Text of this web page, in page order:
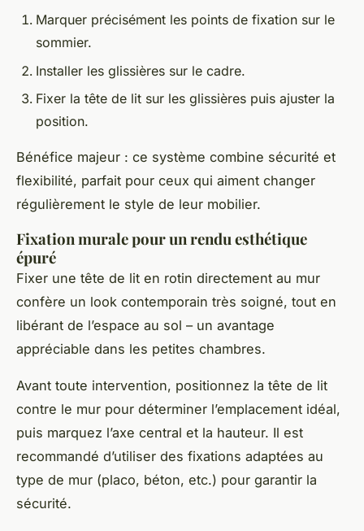
Marquer précisément les points de fixation sur le
sommier.
Installer les glissières sur le cadre.
Fixer la tête de lit sur les glissières puis ajuster la
position.
Bénéfice majeur : ce système combine sécurité et
flexibilité, parfait pour ceux qui aiment changer
régulièrement le style de leur mobilier.
Fixation murale pour un rendu esthétique
épuré
Fixer une tête de lit en rotin directement au mur
confère un look contemporain très soigné, tout en
libérant de l’espace au sol – un avantage
appréciable dans les petites chambres.
Avant toute intervention, positionnez la tête de lit
contre le mur pour déterminer l’emplacement idéal,
puis marquez l’axe central et la hauteur. Il est
recommandé d’utiliser des fixations adaptées au
type de mur (placo, béton, etc.) pour garantir la
sécurité.